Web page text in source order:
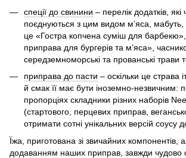
спеції до свинини – перелік додатків, які
поєднуються з цим видом м’яса,
це «Гостра копчена суміш для
приправа для бургерів та м’яса»,
середземноморські та прованські трави
приправа до пасти – оскільки це страва
й смак її має бути іноземно-незвичним:
пропорціях складники різних наборів
(стартового, перцевих приправ,
отримати сотні унікальних версій соусу
Їжа, приготована зі звичайних компонентів,
додаванням наших приправ, завжди чудово